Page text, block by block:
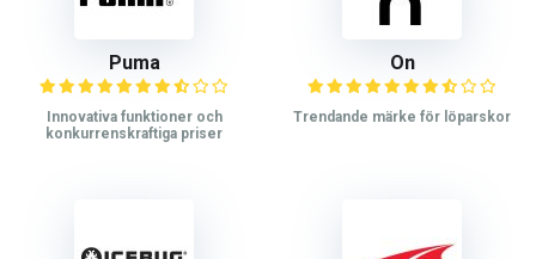
Puma
Innovativa funktioner och
konkurrenskraftiga priser
On
Trendande märke för löparskor